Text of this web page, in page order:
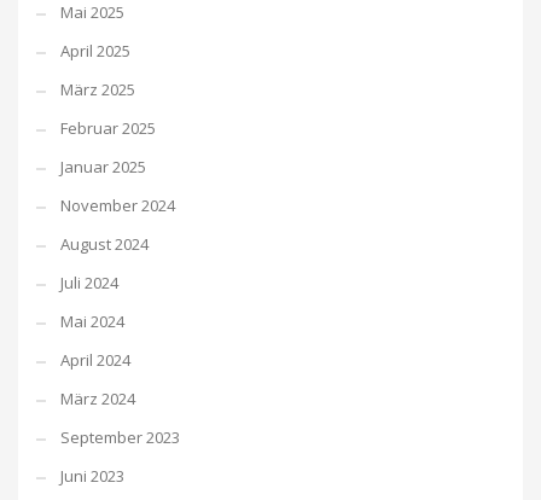
Mai 2025
April 2025
März 2025
Februar 2025
Januar 2025
November 2024
August 2024
Juli 2024
Mai 2024
April 2024
März 2024
September 2023
Juni 2023